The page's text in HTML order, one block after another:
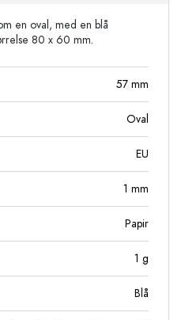
en oval, med en blå
80 x 60 mm.
57 mm
Oval
EU
1 mm
Papir
1 g
Blå